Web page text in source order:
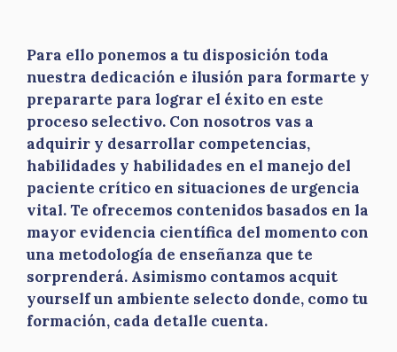
Para ello ponemos a tu disposición toda
nuestra dedicación e ilusión para formarte y
prepararte para lograr el éxito en este
proceso selectivo. Con nosotros vas a
adquirir y desarrollar competencias,
habilidades y habilidades en el manejo del
paciente crítico en situaciones de urgencia
vital. Te ofrecemos contenidos basados en la
mayor evidencia científica del momento con
una metodología de enseñanza que te
sorprenderá. Asimismo contamos acquit
yourself un ambiente selecto donde, como tu
formación, cada detalle cuenta.